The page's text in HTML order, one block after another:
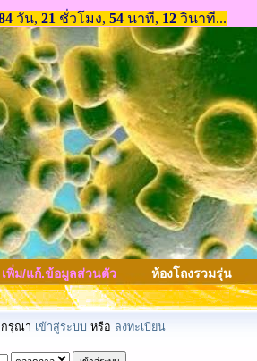
เพิ่ม/แก้.ข้อมูลส่วนตัว ห้องโถงรวมรุ่น
กรุณา เข้าสู่ระบบ หรือ ลงทะเบียน